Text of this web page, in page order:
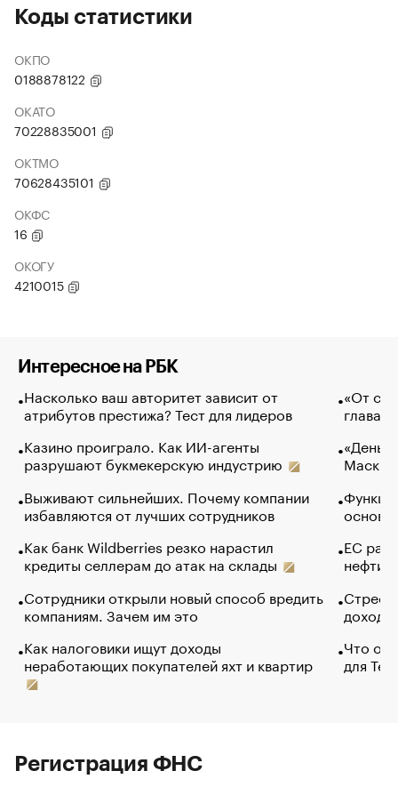
Коды статистики
ОКПО
0188878122
ОКАТО
70228835001
ОКТМО
70628435101
ОКФС
16
ОКОГУ
4210015
Интересное на РБК
Насколько ваш авторитет зависит от
атрибутов престижа? Тест для лидеров
Казино проиграло. Как ИИ-агенты
разрушают букмекерскую индустрию
Выживают сильнейших. Почему компании
избавляются от лучших сотрудников
Как банк Wildberries резко нарастил
кредиты селлерам до атак на склады
Сотрудники открыли новый способ вредить
компаниям. Зачем им это
Как налоговики ищут доходы
неработающих покупателей яхт и квартир
«От
глава
Маск в
основ
ЕС
нефти
Что
для
Регистрация ФНС